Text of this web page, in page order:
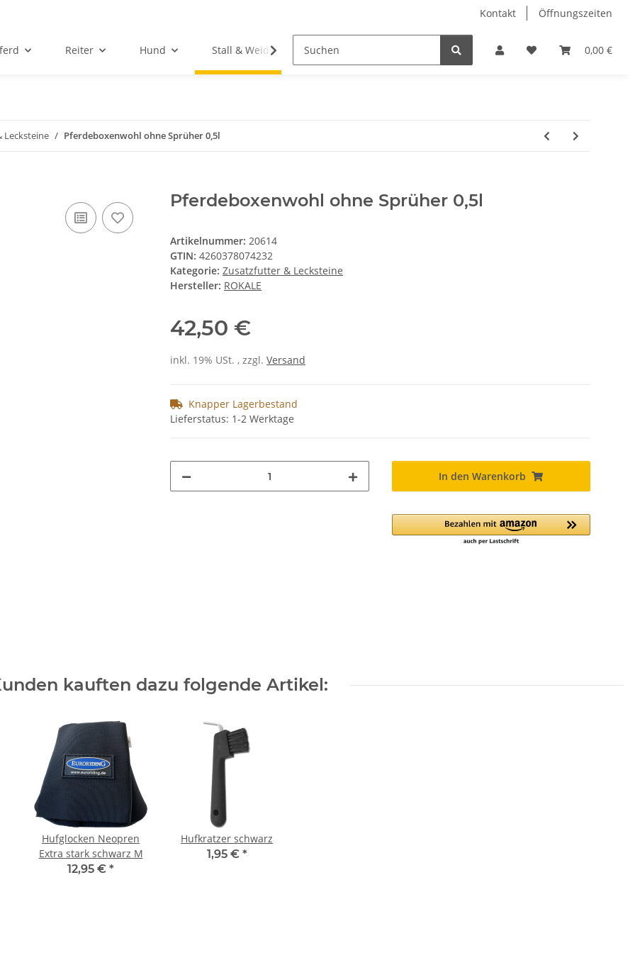
Kontakt Öffnungszeiten
0,00 €
Reiter Hund Stall & Weide Hobby Horse Dienstleistungen Geschenkartikel &
Lecksteine Pferdeboxenwohl ohne Sprüher 0,5l
Pferdeboxenwohl ohne Sprüher 0,5l
Artikelnummer: 20614
GTIN: 4260378074232
Kategorie: Zusatzfutter & Lecksteine
Hersteller: ROKALE
42,50 €
inkl. 19% USt. , zzgl. Versand
Knapper Lagerbestand
Lieferstatus: 1-2 Werktage
In den Warenkorb
kauften dazu folgende Artikel:
Hufglocken Neopren
Extra stark schwarz M
12,95 € *
Hufkratzer schwarz
1,95 € *